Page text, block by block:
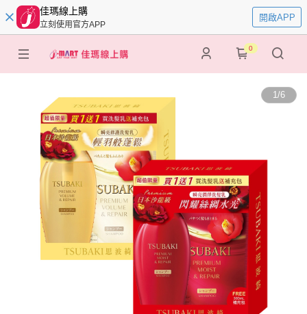
佳瑪線上購
立刻使用官方APP
開啟APP
0
1/6